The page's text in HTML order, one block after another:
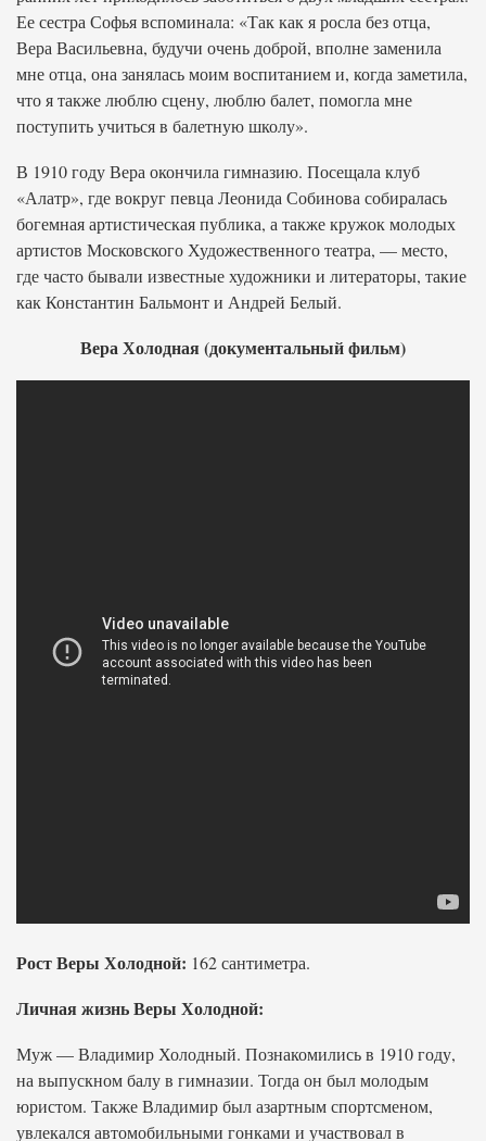
Ее сестра Софья вспоминала: «Так как я росла без отца,
Вера Васильевна, будучи очень доброй, вполне заменила
мне отца, она занялась моим воспитанием и, когда заметила,
что я также люблю сцену, люблю балет, помогла мне
поступить учиться в балетную школу».
В 1910 году Вера окончила гимназию. Посещала клуб
«Алатр», где вокруг певца Леонида Собинова собиралась
богемная артистическая публика, а также кружок молодых
артистов Московского Художественного театра, — место,
где часто бывали известные художники и литераторы, такие
как Константин Бальмонт и Андрей Белый.
Вера Холодная (документальный фильм)
Рост Веры Холодной: 162 сантиметра.
Личная жизнь Веры Холодной:
Муж — Владимир Холодный. Познакомились в 1910 году,
на выпускном балу в гимназии. Тогда он был молодым
юристом. Также Владимир был азартным спортсменом,
увлекался автомобильными гонками и участвовал в